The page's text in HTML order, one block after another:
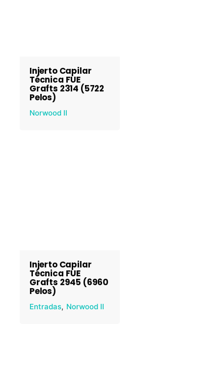
Injerto Capilar
Técnica FUE
Grafts 2314 (5722
Pelos)
Norwood II
Injerto Capilar
Técnica FUE
Grafts 2945 (6960
Pelos)
Entradas Norwood II